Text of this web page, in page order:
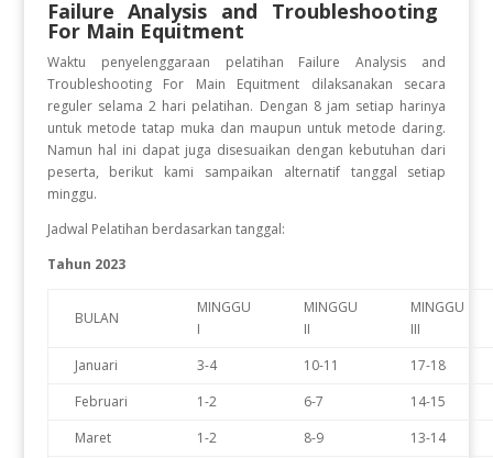
Failure Analysis and Troubleshooting
For Main Equitment
Waktu penyelenggaraan pelatihan Failure Analysis and
Troubleshooting For Main Equitment dilaksanakan secara
reguler selama 2 hari pelatihan. Dengan 8 jam setiap harinya
untuk metode tatap muka dan maupun untuk metode daring.
Namun hal ini dapat juga disesuaikan dengan kebutuhan dari
peserta, berikut kami sampaikan alternatif tanggal setiap
minggu.
Jadwal Pelatihan berdasarkan tanggal:
Tahun 2023
BULAN
MINGGU
I
MINGGU
II
MINGGU
III
Januari
3-4 10-11
17-18
Februari
1-2 6-7
14-15
Maret
1-2 8-9
13-14